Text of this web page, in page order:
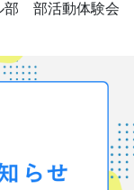
部 部活動体験会